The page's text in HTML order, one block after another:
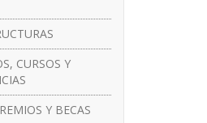
CURSOS Y
Y BECAS